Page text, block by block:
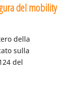
del mobility
della
sulla
del